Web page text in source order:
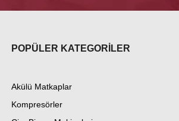
POPÜLER KATEGORİLER
Akülü Matkaplar
Kompresörler